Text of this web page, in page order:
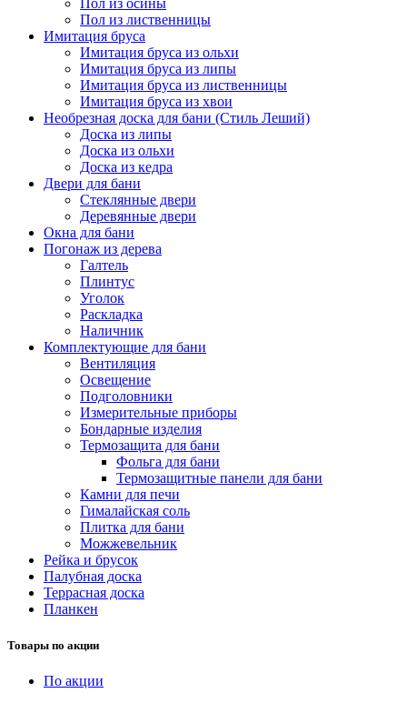
Пол из осины
Пол из лиственницы
Имитация бруса
Имитация бруса из ольхи
Имитация бруса из липы
Имитация бруса из лиственницы
Имитация бруса из хвои
Необрезная доска для бани (Стиль Леший)
Доска из липы
Доска из ольхи
Доска из кедра
Двери для бани
Стеклянные двери
Деревянные двери
Окна для бани
Погонаж из дерева
Галтель
Плинтус
Уголок
Раскладка
Наличник
Комплектующие для бани
Вентиляция
Освещение
Подголовники
Измерительные приборы
Бондарные изделия
Термозащита для бани
Фольга для бани
Термозащитные панели для бани
Камни для печи
Гималайская соль
Плитка для бани
Можжевельник
Рейка и брусок
Палубная доска
Террасная доска
Планкен
Товары по акции
По акции